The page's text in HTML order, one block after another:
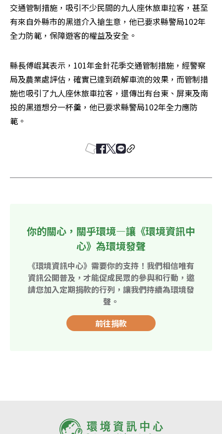
交通管制措施，吸引不少民間的九人座休旅車拉客，甚至
有來自外縣市的黑道介入搶生意，他已要求縣警局102年
全力防範，保障遊客的權益及安全。
縣長傅崐萁表示，101年金針花季交通管制措施，經警察
局及農業處評估，確實已達到疏解車流的效果，而管制措
施也吸引了九人座休旅車拉客，還傳出有台東、屏東及南
投的黑道想分一杯羹，他已要求縣警局102年全力應防
範。
你的關心，關乎環境—讓《環境資訊中
心》為環境發聲
《環境資訊中心》需要你的支持！我們相信唯有
資訊公開普及，才能促成民眾的參與和行動，邀
請您加入定期捐款的行列，讓我們持續為環境發
聲。
前往捐款